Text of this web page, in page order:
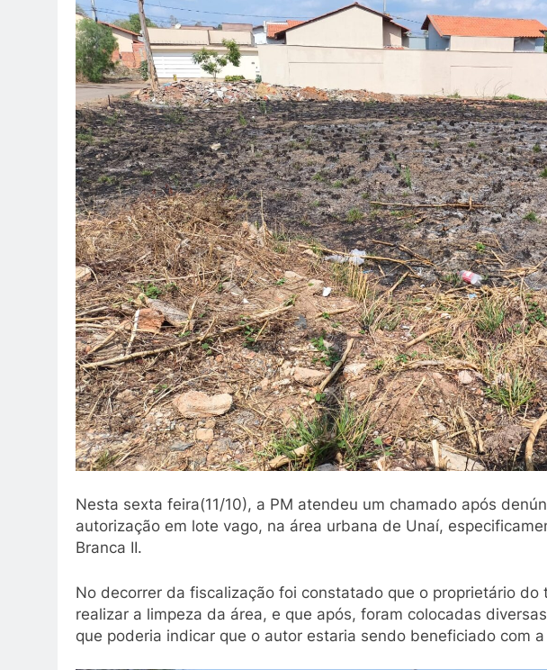
Nesta sexta feira(11/10), a PM atendeu um chamado após
autorização em lote vago, na área urbana de Unaí,
Branca II.
No decorrer da fiscalização foi constatado que o proprietário do
realizar a limpeza da área, e que após, foram colocadas
que poderia indicar que o autor estaria sendo beneficiado com